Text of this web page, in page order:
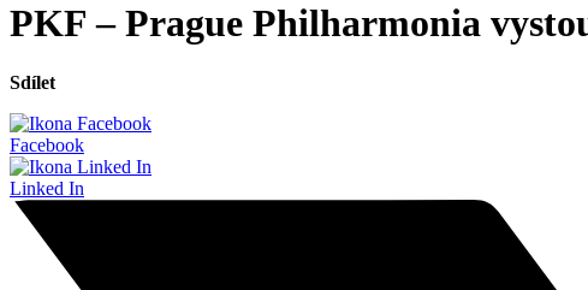
PKF – Prague Philharmonia
Sdílet
Facebook
Linked In